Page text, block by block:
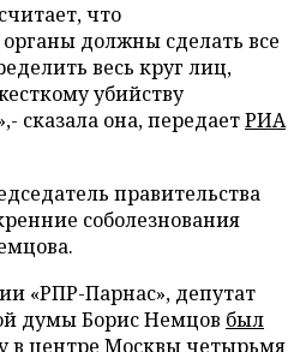
что
должны сделать все
весь круг лиц,
убийству
сказала она, передаетРИА
правительства
соболезнования
«РПР-Парнас», депутат
думы Борис Немцов был
в центре Москвы четырьмя